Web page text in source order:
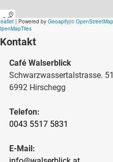
Kontakt
Café Walserblick
Schwarzwassertalstrasse. 51
6992 Hirschegg
Telefon:
0043 5517 5831
E-Mail: